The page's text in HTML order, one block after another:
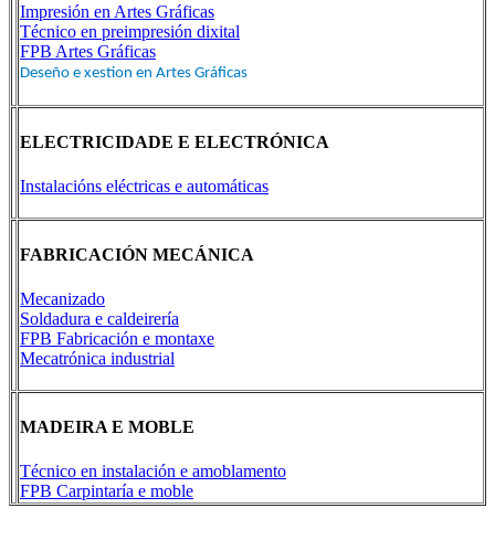
Impresión en Artes Gráficas
Técnico en preimpresión dixital
FPB Artes Gráficas
Deseño e xestion en Artes Gráficas
ELECTRICIDADE E ELECTRÓNICA
Instalacións eléctricas e automáticas
FABRICACIÓN MECÁNICA
Mecanizado
Soldadura e caldeirería
FPB Fabricación e montaxe
Mecatrónica industrial
MADEIRA E MOBLE
Técnico en instalación e amoblamento
FPB Carpintaría e moble